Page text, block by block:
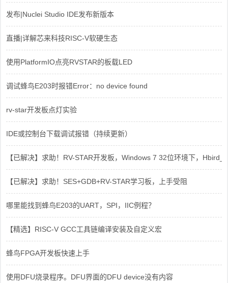
发布|Nuclei Studio IDE发布新版本
直播|详解芯来科技RISC-V软硬生态
使用PlatformIO点亮RVSTAR的板载LED
调试蜂鸟E203时报错Error：no device found
rv-star开发板点灯实验
IDE或控制台下载调试报错（持续更新）
【已解决】求助！RV-STAR开发板，Windows 7 32位环境下，
【已解决】求助！SES+GDB+RV-STAR学习板，上手受阻
哪里能找到蜂鸟E203的UART，SPI，IIC例程？
【精选】RISC-V GCC工具链编译安装及自定义宏
蜂鸟FPGA开发板快速上手
使用DFU烧录程序。DFU界面的DFU device没有内容